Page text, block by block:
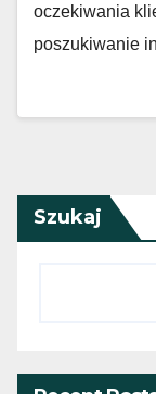
oczekiwania
poszukiwanie
Szukaj